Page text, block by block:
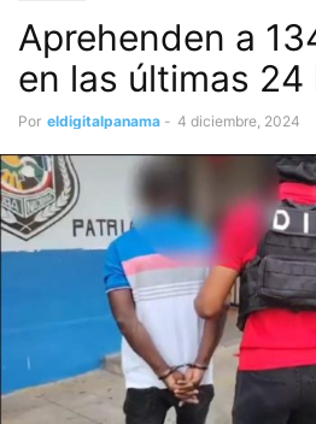
Aprehenden a
en las últimas 24
Por eldigitalpanama - 4 diciembre, 2024